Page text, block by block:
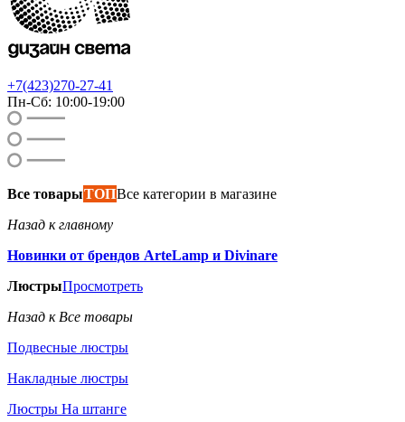
+7(423)270-27-41
Пн-Сб: 10:00-19:00
Все товарыТОПВсе категории в магазине
Назад к главному
Новинки от брендов ArteLamp и Divinare
ЛюстрыПросмотреть
Назад к Все товары
Подвесные люстры
Накладные люстры
Люстры На штанге